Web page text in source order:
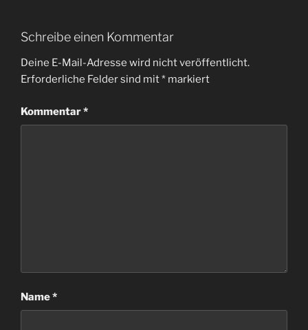
Schreibe einen Kommentar
Deine E-Mail-Adresse wird nicht veröffentlicht.
Erforderliche Felder sind mit* markiert
Kommentar*
Name*